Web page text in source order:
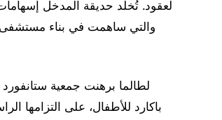
لعقود. تُخلّد حديقة المدخل إسهامات
والتي ساهمت في بناء مستشفى
لطالما برهنت جمعية ستانفورد
باكارد للأطفال، على التزامها